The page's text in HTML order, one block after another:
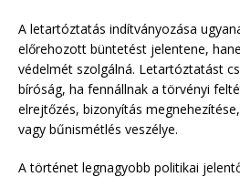
A letartóztatás indítványozása
előrehozott büntetést jelentene,
védelmét szolgálná. Letartóztatást
bíróság, ha fennállnak a törvényi
elrejtőzés, bizonyítás
vagy bűnismétlés veszélye.
A történet legnagyobb politikai